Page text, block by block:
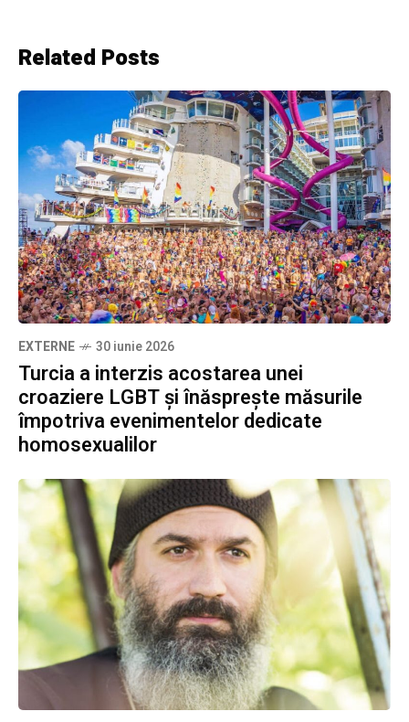
Related Posts
EXTERNE 30 iunie 2026
Turcia a interzis acostarea unei
croaziere LGBT și înăsprește măsurile
împotriva evenimentelor dedicate
homosexualilor